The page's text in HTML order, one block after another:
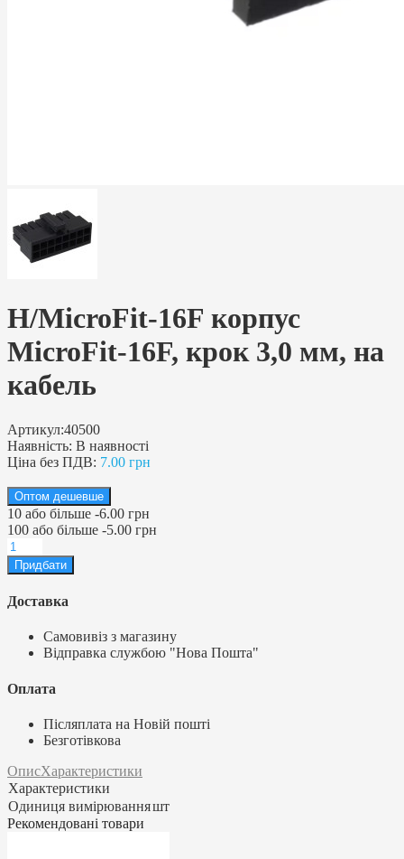
H/MicroFit-16F корпус
MicroFit-16F, крок 3,0 мм, на
кабель
Артикул:40500
Наявність: В наявності
Ціна без ПДВ: 7.00 грн
Оптом дешевше
10 або більше -6.00 грн
100 або більше -5.00 грн
Доставка
Самовивіз з магазину
Відправка службою "Нова Пошта"
Оплата
Післяплата на Новій пошті
Безготівкова
ОписХарактеристики
Характеристики
Одиниця вимірюванняшт
Рекомендовані товари